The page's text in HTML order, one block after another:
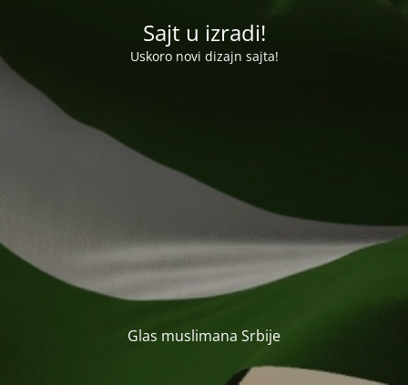
Sajt u izradi!
Uskoro novi dizajn sajta!
Glas muslimana Srbije